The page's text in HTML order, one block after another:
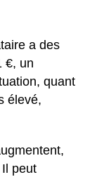
a des
€, un
quant
élevé,
peut